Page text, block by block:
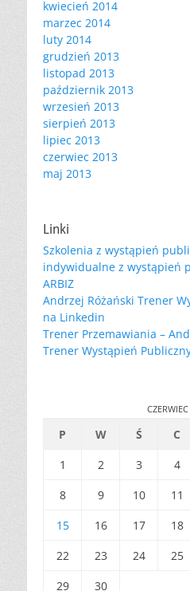
kwiecień 2014
marzec 2014
luty 2014
grudzień 2013
listopad 2013
październik 2013
wrzesień 2013
sierpień 2013
lipiec 2013
czerwiec 2013
maj 2013
Linki
Szkolenia z wystąpień
indywidualne z wystąpień
ARBIZ
Andrzej Różański Trener
na Linkedin
Trener Przemawiania –
Trener Wystąpień
P W Ś C
1
2 3 4
8
9 10 11
15
16 17 18
22
23 24 25
29
30